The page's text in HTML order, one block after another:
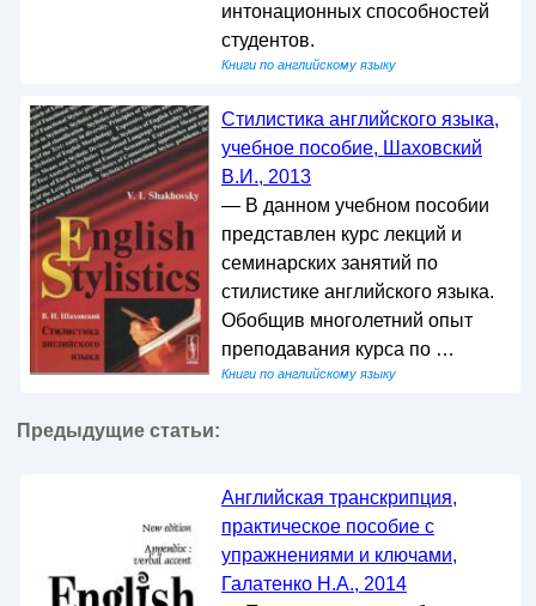
интонационных способностей
студентов.
Книги по английскому языку
Стилистика английского языка,
учебное пособие, Шаховский
В.И., 2013
— В данном учебном пособии
представлен курс лекций и
семинарских занятий по
стилистике английского языка.
Обобщив многолетний опыт
преподавания курса по …
Книги по английскому языку
Предыдущие статьи:
Английская транскрипция,
практическое пособие с
упражнениями и ключами,
Галатенко Н.А., 2014